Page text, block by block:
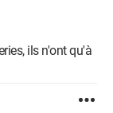
ils n'ont qu'à